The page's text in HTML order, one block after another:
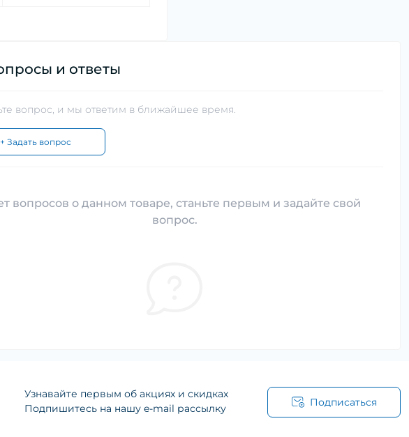
и ответы
вопрос, и мы ответим в ближайшее время.
+ Задать вопрос
вопросов о данном товаре, станьте первым и задайте свой
вопрос.
Узнавайте первым об акциях и скидках
Подпишитесь на нашу e-mail рассылку
Подписаться